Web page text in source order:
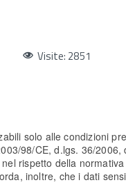
Visite: 2851
solo alle condizioni
98/CE, d.lgs. 36/2006,
rispetto della
inoltre, che i dati